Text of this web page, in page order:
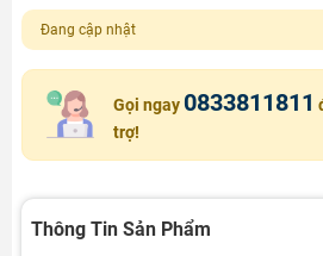
Đang cập nhật
Gọi ngay 0833811811
trợ!
Thông Tin Sản Phẩm